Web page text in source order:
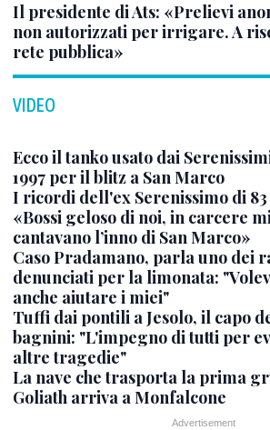
Il presidente di Ats: «Prelievi
non autorizzati per irrigare. A
rete pubblica»
VIDEO
Ecco il tanko usato dai
1997 per il blitz a San Marco
I ricordi dell'ex Serenissimo di
«Bossi geloso di noi, in carcere
cantavano l’inno di San Marco»
Caso Pradamano, parla uno dei
denunciati per la limonata:
anche aiutare i miei"
Tuffi dai pontili a Jesolo, il capo
bagnini: "L'impegno di tutti per
altre tragedie"
La nave che trasporta la prima
Goliath arriva a Monfalcone